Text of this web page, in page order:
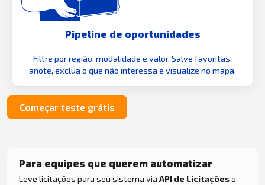
Pipeline de oportunidades
Filtre por região, modalidade e valor. Salve favoritas,
anote, exclua o que não interessa e visualize no mapa.
Começar teste grátis
Para equipes que querem automatizar
Leve licitações para seu sistema via API de Licitaçõese